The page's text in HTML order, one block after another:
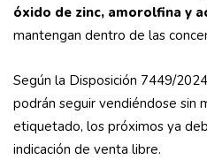
óxido de zinc, amorolfina y
mantengan dentro de las
Según la Disposición 7449/
podrán seguir vendiéndose sin
etiquetado, los próximos ya
indicación de venta libre.